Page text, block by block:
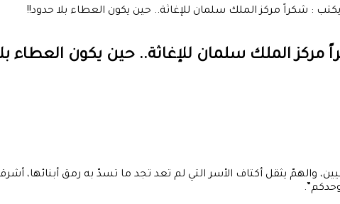
يكتب : شكراً مركز الملك سلمان للإغاثة.. حين يكون العطاء بلا حدود!!
مركز الملك سلمان للإغاثة.. حين يكون العطاء
والهمّ يثقل أكتاف الأسر التي لم تعد تجد ما تسدّ به رمق أبنائها،